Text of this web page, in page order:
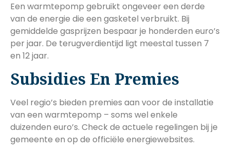
Een warmtepomp gebruikt ongeveer een derde
van de energie die een gasketel verbruikt. Bij
gemiddelde gasprijzen bespaar je honderden euro’s
per jaar. De terugverdientijd ligt meestal tussen 7
en 12 jaar.
Subsidies En Premies
Veel regio’s bieden premies aan voor de installatie
van een warmtepomp – soms wel enkele
duizenden euro’s. Check de actuele regelingen bij je
gemeente en op de officiële energiewebsites.